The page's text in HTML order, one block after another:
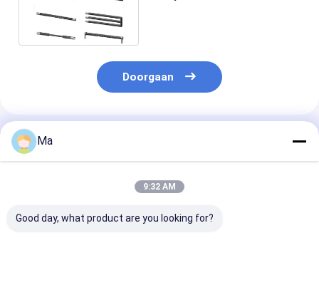
Doorgaan
Geadviseerde Producten
Ma
9:32 AM
Good day, what product are you looking for?